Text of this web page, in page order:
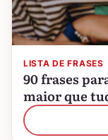
LISTA DE FRASES
90 frases
maior que